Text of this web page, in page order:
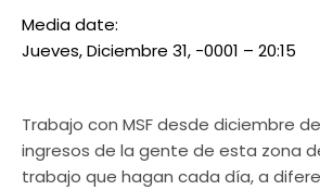
Media date:
Jueves, Diciembre 31, -0001 – 20:15
Trabajo con MSF desde diciembre de
ingresos de la gente de esta zona
trabajo que hagan cada día, a